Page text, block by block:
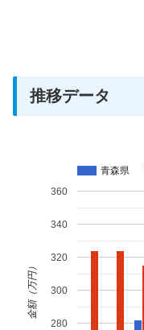
推移データ
青森県
280
300
320
340
360
金額（万円）